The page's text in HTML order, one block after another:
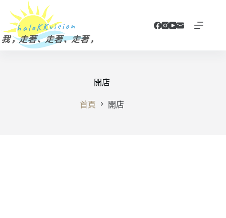
主
要
開店
首頁 開店